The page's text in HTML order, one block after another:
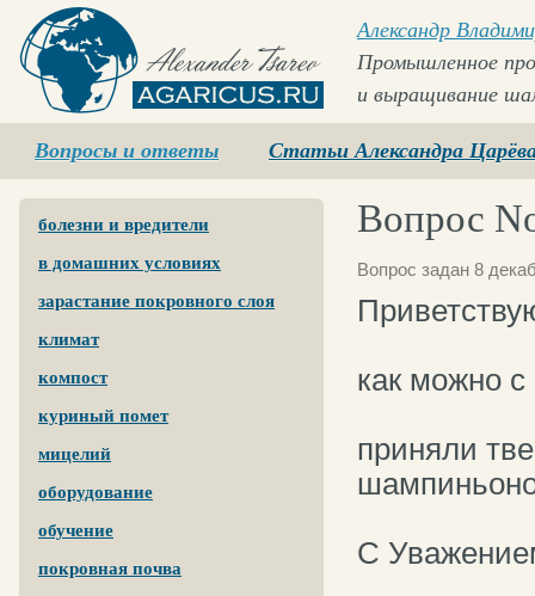
Agaricus.ru
Александр
Промышленное
и выращивание
Вопросы и ответы Статьи Александра
болезни и вредители
в домашних условиях
зарастание покровного слоя
климат
компост
куриный помет
мицелий
оборудование
обучение
покровная почва
Вопрос
Вопрос задан 8
как можно
приняли
С